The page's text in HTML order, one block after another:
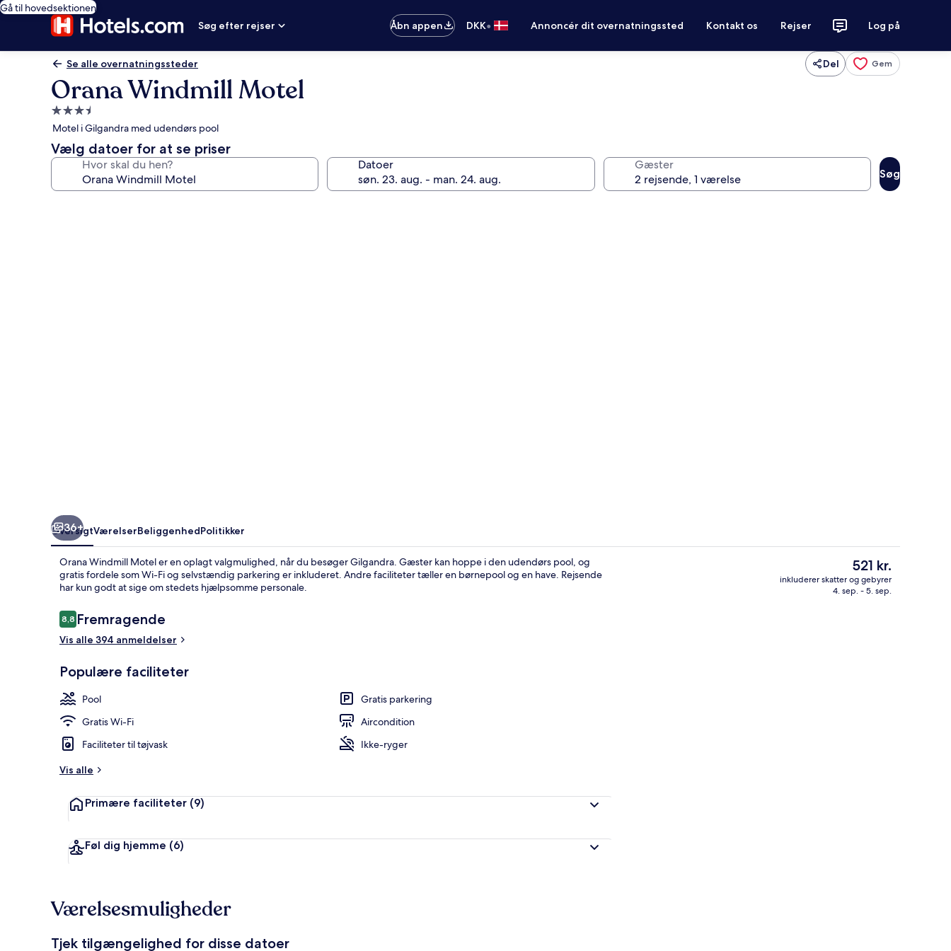
Gå til hovedsektionen
Søg efter rejser
Åbn appen DKK• Annoncér dit overnatningssted Kontakt os Rejser Log på
Se alle overnatningssteder Del Gem
Orana Windmill Motel
3.5-
stjernet
overnatningssted
Motel i Gilgandra med udendørs pool
Vælg datoer for at se priser
Hvor skal du hen? Datoer Gæster
Søg
Gratis parkering
36+
OversigtVærelserBeliggenhedPolitikker
Orana Windmill Motel er en oplagt valgmulighed, når du besøger Gilgandra. Gæster kan hoppe i den udendørs pool, og
gratis fordele som Wi-Fi og selvstændig parkering er inkluderet. Andre faciliteter tæller en børnepool og en have. Rejsende
har kun godt at sige om stedets hjælpsomme personale.
Anmeldelser
8,88,8 ud af 10.
Fremragende
Vis alle 394 anmeldelser
Populære faciliteter
Pool
Gratis parkering
Gratis Wi-Fi
Aircondition
Faciliteter til tøjvask
Ikke-ryger
Vis alle
Primære faciliteter (9)
Føl dig hjemme (6)
Den
nuværende
pris
521 kr.
inkluderer skatter og gebyrer
4. sep. - 5. sep.
Værelsesmuligheder
Tjek tilgængelighed for disse datoer